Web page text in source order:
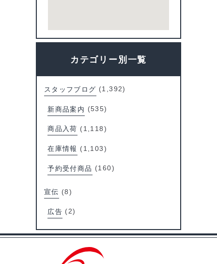
カテゴリー別一覧
スタッフブログ (1,392)
新商品案内 (535)
商品入荷 (1,118)
在庫情報 (1,103)
予約受付商品 (160)
宣伝 (8)
広告 (2)